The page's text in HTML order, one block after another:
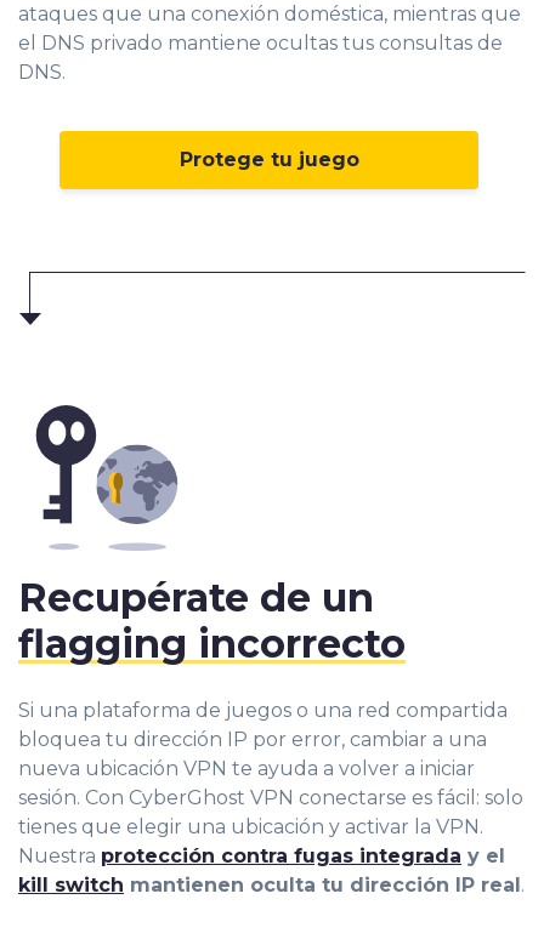
ataques que una conexión doméstica, mientras que
el DNS privado mantiene ocultas tus consultas de
DNS.
Protege tu juego
Recupérate de un
flagging incorrecto
Si una plataforma de juegos o una red compartida
bloquea tu dirección IP por error, cambiar a una
nueva ubicación VPN te ayuda a volver a iniciar
sesión. Con CyberGhost VPN conectarse es fácil: solo
tienes que elegir una ubicación y activar la VPN.
Nuestra protección contra fugas integrada y el
kill switch mantienen oculta tu dirección IP real .